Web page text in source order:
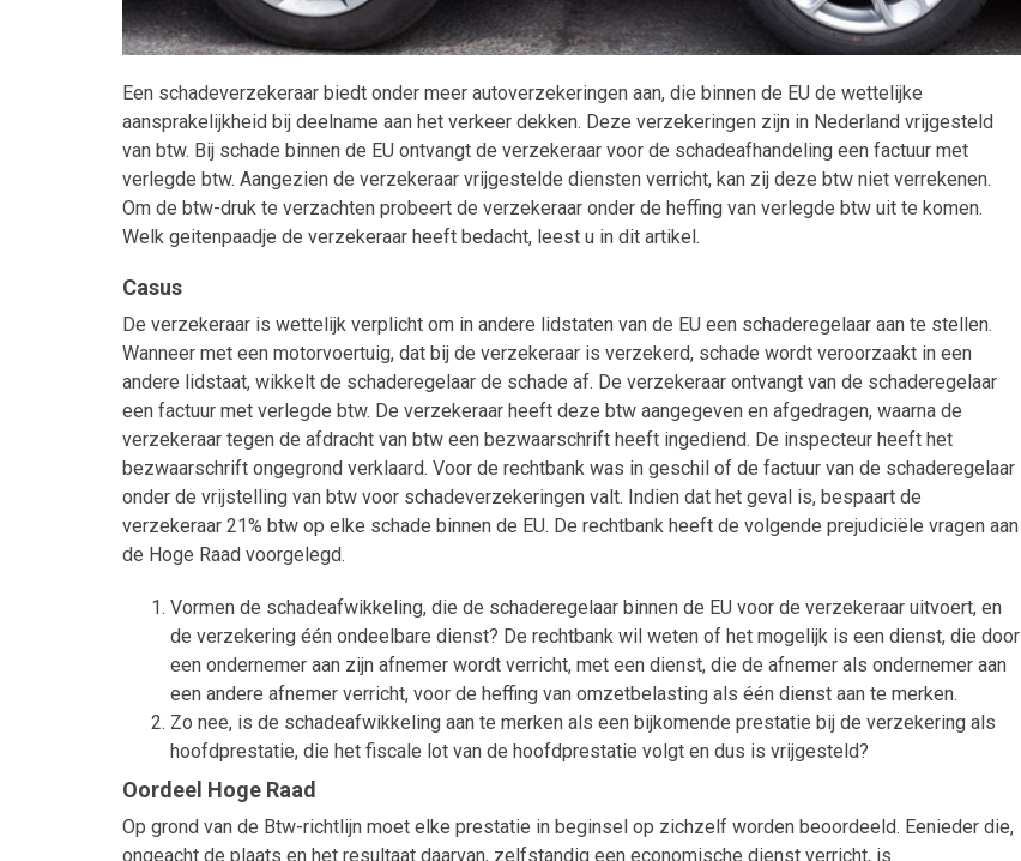
Een schadeverzekeraar biedt onder meer autoverzekeringen aan, die binnen de EU de wettelijke
aansprakelijkheid bij deelname aan het verkeer dekken. Deze verzekeringen zijn in Nederland vrijgesteld
van btw. Bij schade binnen de EU ontvangt de verzekeraar voor de schadeafhandeling een factuur met
verlegde btw. Aangezien de verzekeraar vrijgestelde diensten verricht, kan zij deze btw niet verrekenen.
Om de btw-druk te verzachten probeert de verzekeraar onder de heffing van verlegde btw uit te komen.
Welk geitenpaadje de verzekeraar heeft bedacht, leest u in dit artikel.
Casus
De verzekeraar is wettelijk verplicht om in andere lidstaten van de EU een schaderegelaar aan te stellen.
Wanneer met een motorvoertuig, dat bij de verzekeraar is verzekerd, schade wordt veroorzaakt in een
andere lidstaat, wikkelt de schaderegelaar de schade af. De verzekeraar ontvangt van de schaderegelaar
een factuur met verlegde btw. De verzekeraar heeft deze btw aangegeven en afgedragen, waarna de
verzekeraar tegen de afdracht van btw een bezwaarschrift heeft ingediend. De inspecteur heeft het
bezwaarschrift ongegrond verklaard. Voor de rechtbank was in geschil of de factuur van de schaderegelaar
onder de vrijstelling van btw voor schadeverzekeringen valt. Indien dat het geval is, bespaart de
verzekeraar 21% btw op elke schade binnen de EU. De rechtbank heeft de volgende prejudiciële vragen aan
de Hoge Raad voorgelegd.
Vormen de schadeafwikkeling, die de schaderegelaar binnen de EU voor de verzekeraar uitvoert, en
de verzekering één ondeelbare dienst? De rechtbank wil weten of het mogelijk is een dienst, die door
een ondernemer aan zijn afnemer wordt verricht, met een dienst, die de afnemer als ondernemer aan
een andere afnemer verricht, voor de heffing van omzetbelasting als één dienst aan te merken.
Zo nee, is de schadeafwikkeling aan te merken als een bijkomende prestatie bij de verzekering als
hoofdprestatie, die het fiscale lot van de hoofdprestatie volgt en dus is vrijgesteld?
Oordeel Hoge Raad
Op grond van de Btw-richtlijn moet elke prestatie in beginsel op zichzelf worden beoordeeld. Eenieder die,
ongeacht de plaats en het resultaat daarvan, zelfstandig een economische dienst verricht, is